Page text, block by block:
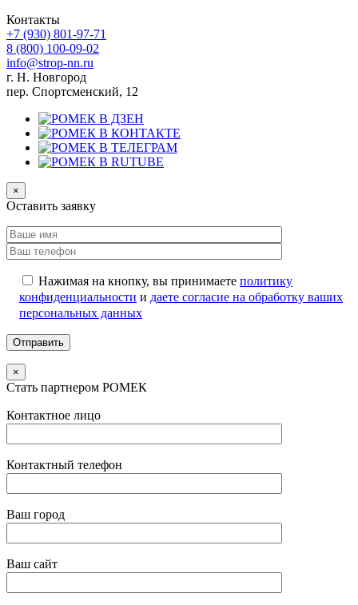
Контакты
+7 (930) 801-97-71
8 (800) 100-09-02
info@strop-nn.ru
г. Н. Новгород
пер. Спортсменский, 12
×
Оставить заявку
Нажимая на кнопку, вы принимаете политику
конфиденциальности и даете согласие на обработку ваших
персональных данных
×
Стать партнером РОМЕК
Контактное лицо
Контактный телефон
Ваш город
Ваш сайт